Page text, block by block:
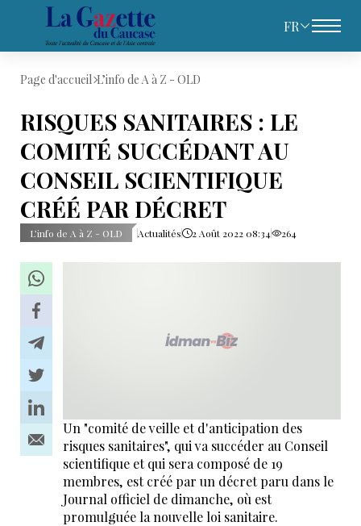
FR
Page d'accueil L’info de A à Z - OLD
RISQUES SANITAIRES : LE
COMITÉ SUCCÉDANT AU
CONSEIL SCIENTIFIQUE
CRÉÉ PAR DÉCRET
L’info de A à Z - OLD Actualités 2 Août 2022 08:34 264
Un "comité de veille et d'anticipation des
risques sanitaires", qui va succéder au Conseil
scientifique et qui sera composé de 19
membres, est créé par un décret paru dans le
Journal officiel de dimanche, où est
promulguée la nouvelle loi sanitaire.